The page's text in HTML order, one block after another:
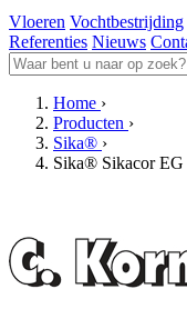
Vloeren Vochtbestrijding
Referenties Nieuws
Home ›
Producten ›
Sika® ›
Sika® Sikacor EG